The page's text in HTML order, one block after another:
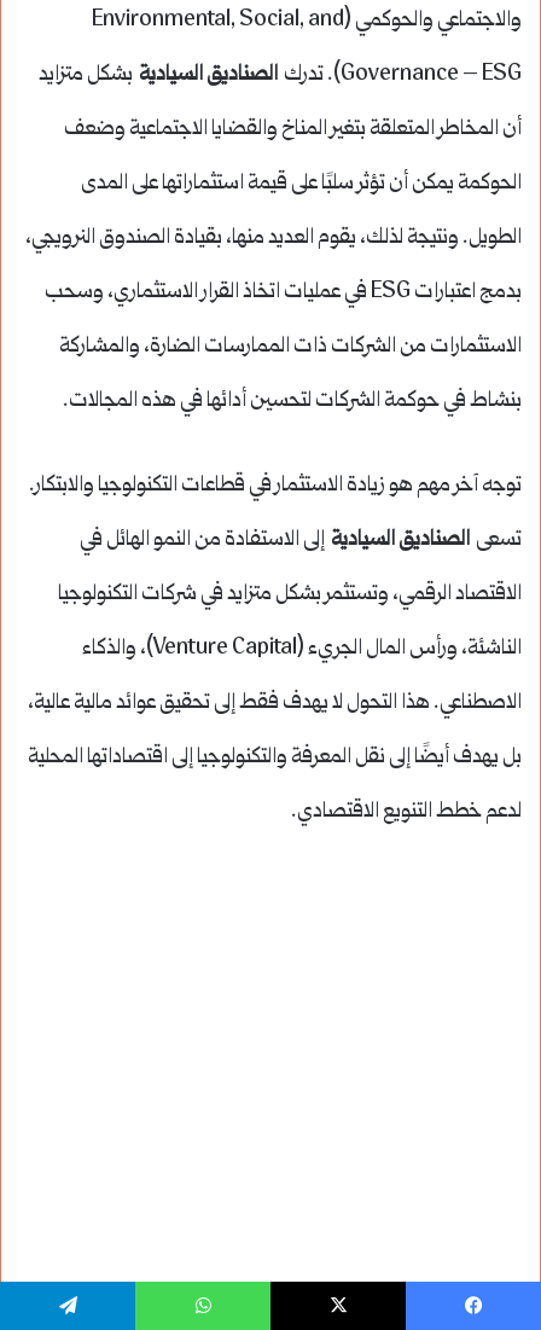
والاجتماعي والحوكمي (Environmental, Social, and
Governance – ESG). تدرك
الصناديق السيادية بشكل متزايد
أن المخاطر المتعلقة بتغير المناخ والقضايا الاجتماعية وضعف
الحوكمة يمكن أن تؤثر سلبًا على قيمة استثماراتها على المدى
الطويل. ونتيجة لذلك، يقوم العديد منها، بقيادة الصندوق النرويجي،
بدمج اعتبارات ESG في عمليات اتخاذ القرار الاستثماري، وسحب
الاستثمارات من الشركات ذات الممارسات الضارة، والمشاركة
بنشاط في حوكمة الشركات لتحسين أدائها في هذه المجالات.
توجه آخر مهم هو زيادة الاستثمار في قطاعات التكنولوجيا والابتكار.
تسعى الصناديق السيادية إلى الاستفادة من النمو الهائل في
الاقتصاد الرقمي، وتستثمر بشكل متزايد في شركات التكنولوجيا
الناشئة، ورأس المال الجريء (Venture Capital)، والذكاء
الاصطناعي. هذا التحول لا يهدف فقط إلى تحقيق عوائد مالية عالية،
بل يهدف أيضًا إلى نقل المعرفة والتكنولوجيا إلى اقتصاداتها المحلية
لدعم خطط التنويع الاقتصادي.